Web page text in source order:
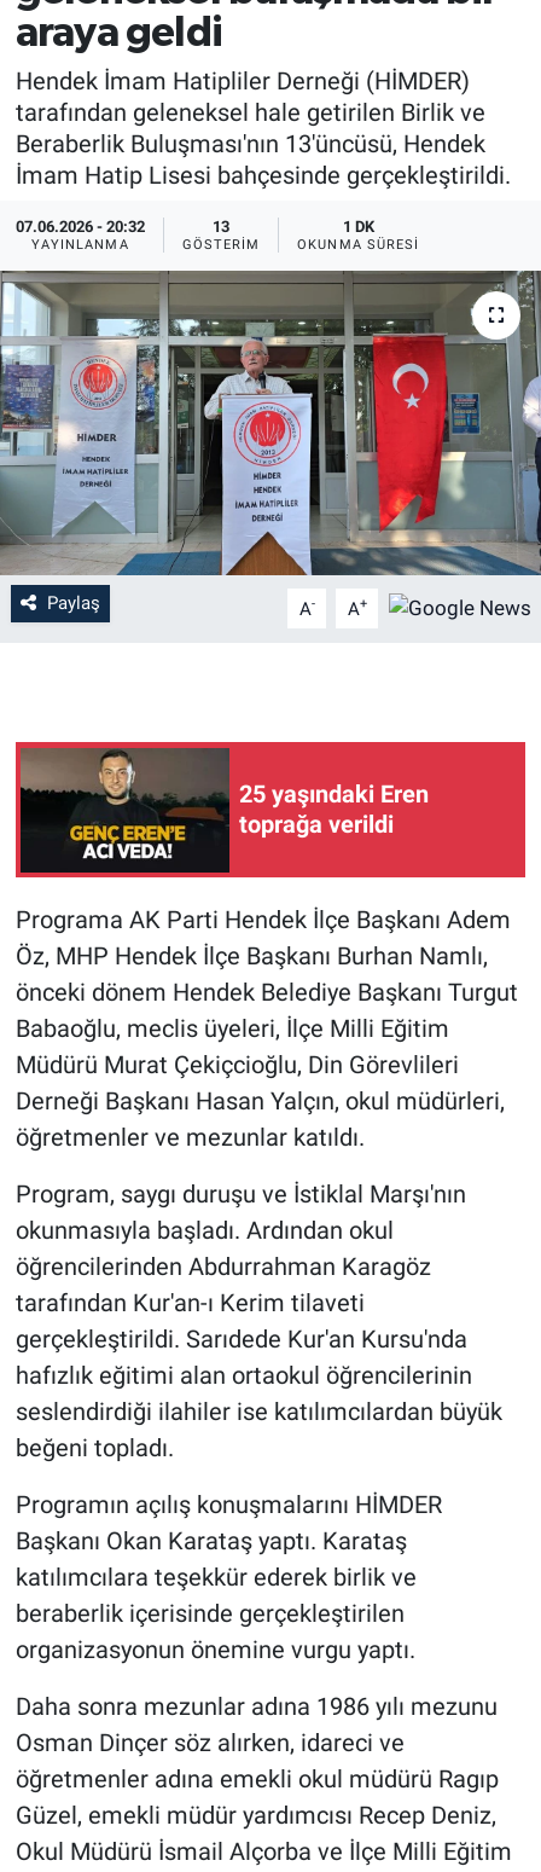
araya geldi
Hendek İmam Hatipliler Derneği (HİMDER)
tarafından geleneksel hale getirilen Birlik ve
Beraberlik Buluşması'nın 13'üncüsü, Hendek
İmam Hatip Lisesi bahçesinde gerçekleştirildi.
07.06.2026 - 20:32
YAYINLANMA
13
GÖSTERIM
1 DK
OKUNMA SÜRESI
Paylaş A- A+
25 yaşındaki Eren
toprağa verildi
Programa AK Parti Hendek İlçe Başkanı Adem
Öz, MHP Hendek İlçe Başkanı Burhan Namlı,
önceki dönem Hendek Belediye Başkanı Turgut
Babaoğlu, meclis üyeleri, İlçe Milli Eğitim
Müdürü Murat Çekiçcioğlu, Din Görevlileri
Derneği Başkanı Hasan Yalçın, okul müdürleri,
öğretmenler ve mezunlar katıldı.
Program, saygı duruşu ve İstiklal Marşı'nın
okunmasıyla başladı. Ardından okul
öğrencilerinden Abdurrahman Karagöz
tarafından Kur'an-ı Kerim tilaveti
gerçekleştirildi. Sarıdede Kur'an Kursu'nda
hafızlık eğitimi alan ortaokul öğrencilerinin
seslendirdiği ilahiler ise katılımcılardan büyük
beğeni topladı.
Programın açılış konuşmalarını HİMDER
Başkanı Okan Karataş yaptı. Karataş
katılımcılara teşekkür ederek birlik ve
beraberlik içerisinde gerçekleştirilen
organizasyonun önemine vurgu yaptı.
Daha sonra mezunlar adına 1986 yılı mezunu
Osman Dinçer söz alırken, idareci ve
öğretmenler adına emekli okul müdürü Ragıp
Güzel, emekli müdür yardımcısı Recep Deniz,
Okul Müdürü İsmail Alçorba ve İlçe Milli Eğitim
EĞİTİM
MAGAZİN
ÖZEL HABER
HALK54 PANORAMA